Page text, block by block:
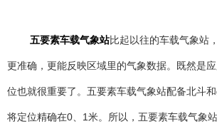
五要素车载气象站比起以往的车载气象站
更准确，更能反映区域里的气象数据。既然是
位也就很重要了。五要素车载气象站配备北斗和
将定位精确在0、 1米。所以，五要素车载气象